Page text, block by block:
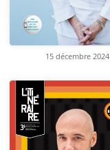
15 décembre 2024